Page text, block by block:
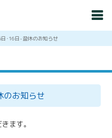
･16日-盆休のお知らせ
お知らせ
ます。